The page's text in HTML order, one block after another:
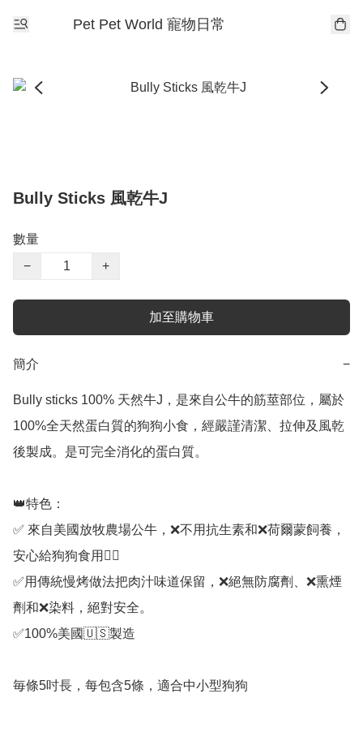
Pet Pet World 寵物日常
Bully Sticks 風乾牛J
數量
−
+
加至購物車
簡介 −
Bully sticks 100% 天然牛J，是來自公牛的筋莖部位，屬於
100%全天然蛋白質的狗狗小食，經嚴謹清潔、拉伸及風乾
後製成。是可完全消化的蛋白質。
👑特色：
✅ 來自美國放牧農場公牛，❌不用抗生素和❌荷爾蒙飼養，
安心給狗狗食用👍🏻
✅用傳統慢烤做法把肉汁味道保留，❌絕無防腐劑、❌熏煙
劑和❌染料，絕對安全。
✅100%美國🇺🇸製造
毎條5吋長，每包含5條，適合中小型狗狗